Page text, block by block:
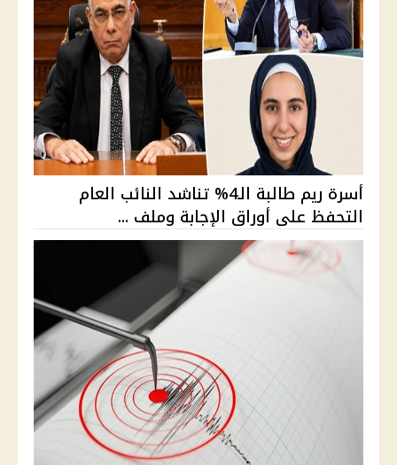
أسرة ريم طالبة الـ4% تناشد النائب العام
التحفظ على أوراق الإجابة وملف ...